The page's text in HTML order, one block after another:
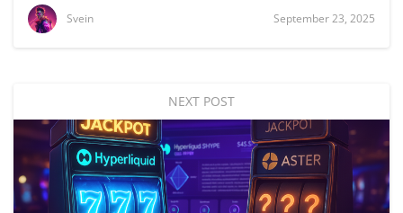
Svein September 23, 2025
NEXT POST